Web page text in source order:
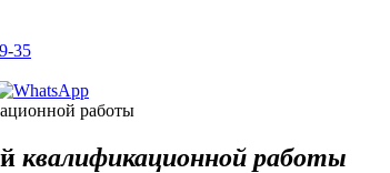
35
квалификационной работы